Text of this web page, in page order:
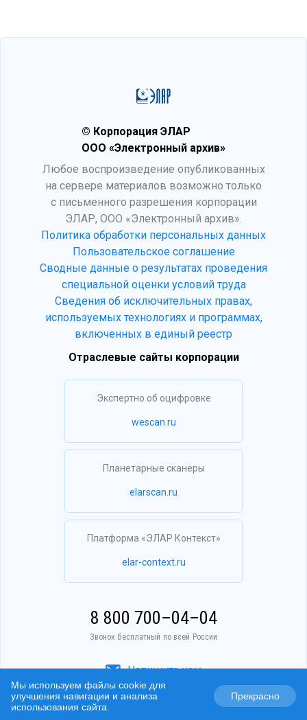
© Корпорация ЭЛАР
ООО «Электронный архив»
Любое воспроизведение опубликованных
на сервере материалов возможно только
с письменного разрешения корпорации
ЭЛАР, ООО «Электронный архив».
Политика обработки персональных данных
Пользовательское соглашение
Сводные данные о результатах проведения
специальной оценки условий труда
Сведения об исключительных правах,
используемых технологиях и программах,
включенных в единый реестр
Отраслевые сайты корпорации
Экспертно об оцифровке
wescan.ru
Планетарные сканеры
elarscan.ru
Платформа «ЭЛАР Контекст»
elar-context.ru
8 800 700–04–04
Звонок бесплатный по всей России
Напишите нам
Мы используем файлы cookie для
улучшения навигации и анализа
использования сайта.
Прекрасно